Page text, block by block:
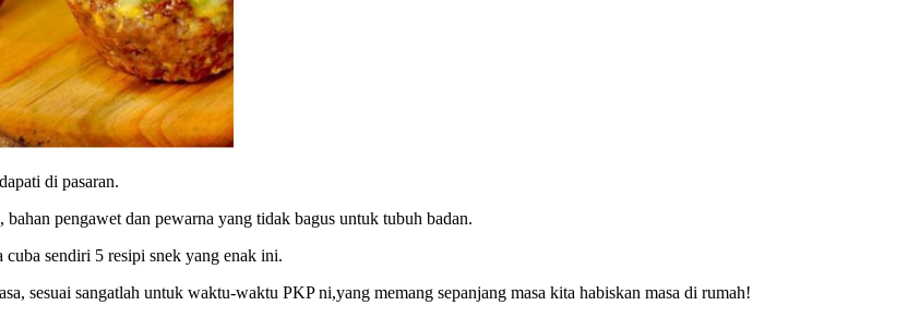
di pasaran.
pengawet dan pewarna yang tidak bagus untuk tubuh badan.
sendiri 5 resipi snek yang enak ini.
sesuai sangatlah untuk waktu-waktu PKP ni,yang memang sepanjang masa kita habiskan masa di rumah!